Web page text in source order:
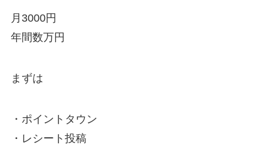
月3000円
年間数万円
まずは
・ポイントタウン
・レシート投稿